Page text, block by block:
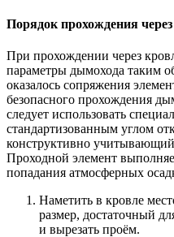
Порядок прохождения
При прохождении через
параметры дымохода таким
оказалось сопряжения
безопасного прохождения
следует использовать
стандартизованным углом
конструктивно
Проходной элемент
попадания атмосферных
Наметить в кровле
размер, достаточный
и вырезать проём.